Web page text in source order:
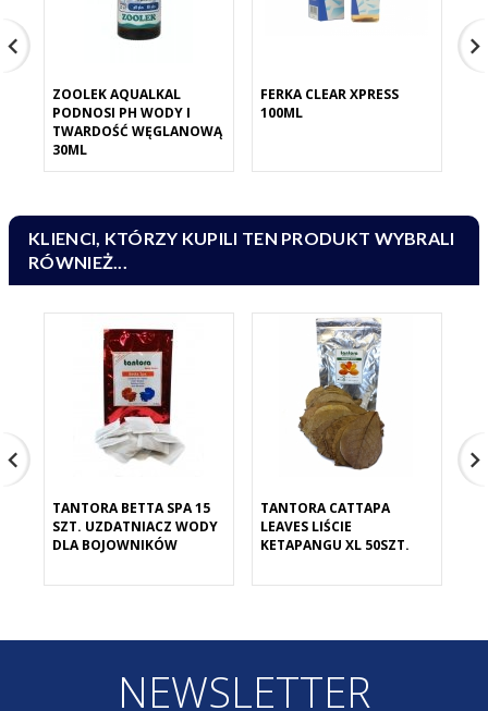
ZOOLEK AQUALKAL
PODNOSI PH WODY I
TWARDOŚĆ WĘGLANOWĄ
30ML
FERKA CLEAR XPRESS
100ML
KLIENCI, KTÓRZY KUPILI TEN PRODUKT WYBRALI
RÓWNIEŻ...
TANTORA BETTA SPA 15
SZT. UZDATNIACZ WODY
DLA BOJOWNIKÓW
TANTORA CATTAPA
LEAVES LIŚCIE
KETAPANGU XL 50SZT.
NEWSLETTER